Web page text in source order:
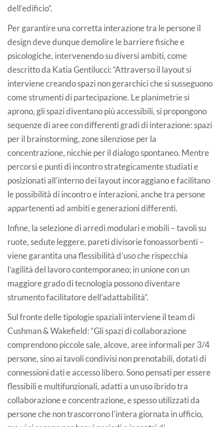
dell’edificio”.
Per garantire una corretta interazione tra le persone il
design deve dunque demolire le barriere fisiche e
psicologiche, intervenendo su diversi ambiti, come
descritto da Katia Gentilucci: “Attraverso il layout si
interviene creando spazi non gerarchici che si susseguono
come strumenti di partecipazione. Le planimetrie si
aprono, gli spazi diventano più accessibili, si propongono
sequenze di aree con differenti gradi di interazione: spazi
per il brainstorming, zone silenziose per la
concentrazione, nicchie per il dialogo spontaneo. Mentre
percorsi e punti di incontro strategicamente studiati e
posizionati all’interno dei layout incoraggiano e facilitano
le possibilità di incontro e interazioni, anche tra persone
appartenenti ad ambiti e generazioni differenti.
Infine, la selezione di arredi modulari e mobili – tavoli su
ruote, sedute leggere, pareti divisorie fonoassorbenti –
viene garantita una flessibilità d’uso che rispecchia
l’agilità del lavoro contemporaneo; in unione con un
maggiore grado di tecnologia possono diventare
strumento facilitatore dell’adattabilità”.
Sul fronte delle tipologie spaziali interviene il team di
Cushman & Wakefield: “Gli spazi di collaborazione
comprendono piccole sale, alcove, aree informali per 3/4
persone, sino ai tavoli condivisi non prenotabili, dotati di
connessioni dati e accesso libero. Sono pensati per essere
flessibili e multifunzionali, adatti a un uso ibrido tra
collaborazione e concentrazione, e spesso utilizzati da
persone che non trascorrono l’intera giornata in ufficio,